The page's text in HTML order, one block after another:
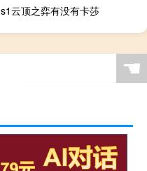
s1云顶之弈有没有卡莎
☚